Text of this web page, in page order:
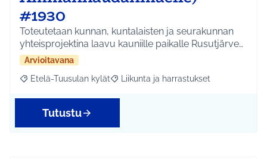
#1930
Toteutetaan kunnan, kuntalaisten ja seurakunnan
yhteisprojektina laavu kauniille paikalle Rusutjärve…
Arvioitavana
Rajaa tulokset aihepiirin mukaan: Etelä-Tuusulan kylät
Etelä-Tuusulan kylät Rajaa tulokset teeman mukaan:
Liikunta ja harrastukset
Tutustu